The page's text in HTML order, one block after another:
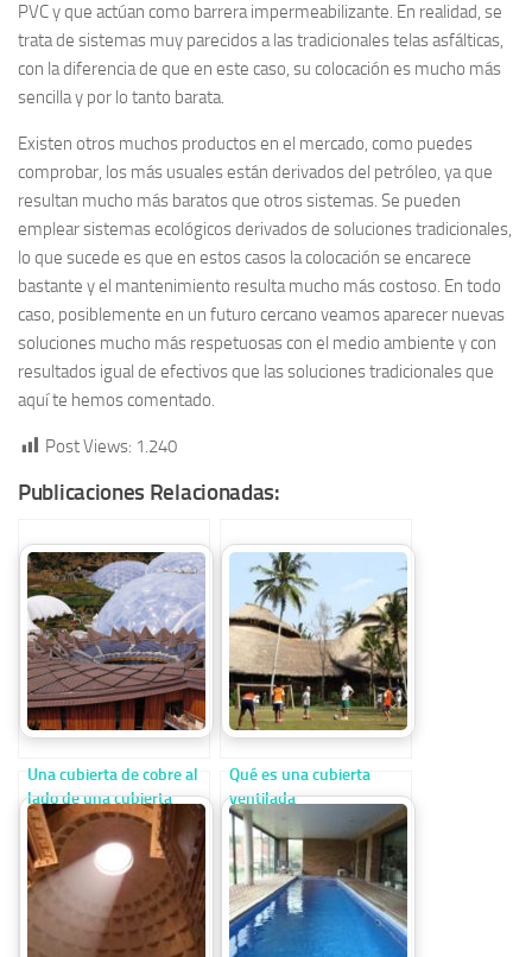
PVC y que actúan como barrera impermeabilizante. En realidad, se
trata de sistemas muy parecidos a las tradicionales telas asfálticas,
con la diferencia de que en este caso, su colocación es mucho más
sencilla y por lo tanto barata.
Existen otros muchos productos en el mercado, como puedes
comprobar, los más usuales están derivados del petróleo, ya que
resultan mucho más baratos que otros sistemas. Se pueden
emplear sistemas ecológicos derivados de soluciones tradicionales,
lo que sucede es que en estos casos la colocación se encarece
bastante y el mantenimiento resulta mucho más costoso. En todo
caso, posiblemente en un futuro cercano veamos aparecer nuevas
soluciones mucho más respetuosas con el medio ambiente y con
resultados igual de efectivos que las soluciones tradicionales que
aquí te hemos comentado.
Post Views: 1.240
Publicaciones Relacionadas:
Una cubierta de cobre al
lado de una cubierta
geodésica
Qué es una cubierta
ventilada